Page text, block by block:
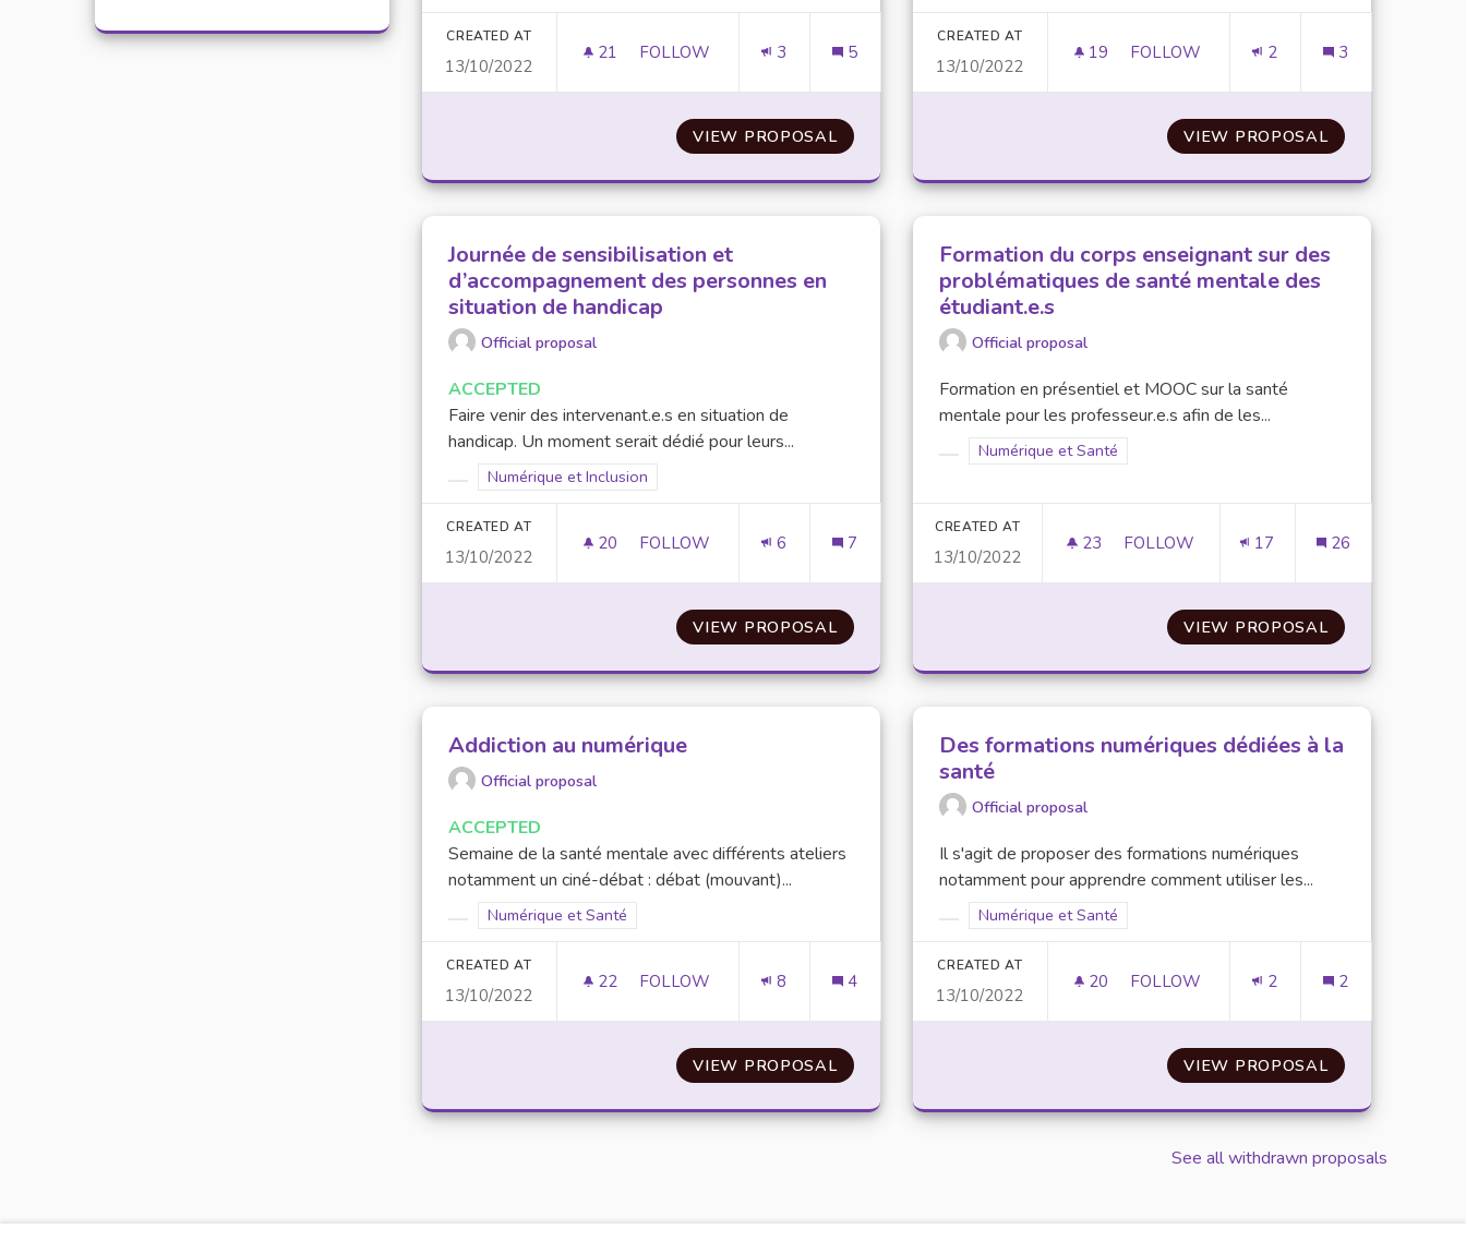
CREATED AT
13/10/2022
21 21 FOLLOWERS
FOLLOW
PRÉVENTION CONTRE LE CYBER-HARCÈLEMENT
3 5
VIEW PROPOSALPRÉVENTION CONTRE LE CYBER-HARCÈLEMENT
CREATED AT
13/10/2022
19 19 FOLLOWERS
FOLLOW 2 3
VIEW PROPOSALSITE/
Journée de sensibilisation et
d’accompagnement des personnes en
situation de handicap
Official proposal
ACCEPTED
Faire venir des intervenant.e.s en situation de
handicap. Un moment serait dédié pour leurs...
Filter results for scope: Numérique et Inclusion
Numérique et Inclusion
CREATED AT
13/10/2022
20 20 FOLLOWERS
FOLLOW
JOURNÉE DE SENSIBILISATION ET D’ACCOMPAGNEMENT DES PERSONNES EN SITUATION DE HANDICAP
6 7
VIEW PROPOSALJOURNÉE DE SENSIBILISATION ET D’ACCOMPAGNEMENT DES
Formation du corps enseignant sur des
problématiques de santé mentale des
étudiant.e.s
Official proposal
Formation en présentiel et MOOC sur la santé
mentale pour les professeur.e.s afin de les...
Filter results for scope: Numérique et Santé
Numérique et Santé
CREATED AT
13/10/2022
23 23 FOLLOWERS
FOLLOW 17 26
VIEW PROPOSALFORMATION DU
Addiction au numérique
Official proposal
ACCEPTED
Semaine de la santé mentale avec différents ateliers
notamment un ciné-débat : débat (mouvant)...
Filter results for scope: Numérique et Santé
Numérique et Santé
CREATED AT
13/10/2022
22 22 FOLLOWERS
FOLLOW 8 4
VIEW PROPOSALADDICTION AU NUMÉRIQUE
Des formations numériques dédiées à la
santé
Official proposal
Il s'agit de proposer des formations numériques
notamment pour apprendre comment utiliser les...
Filter results for scope: Numérique et Santé
Numérique et Santé
CREATED AT
13/10/2022
20 20 FOLLOWERS
FOLLOW 2 2
VIEW PROPOSALDES
See all withdrawn proposals